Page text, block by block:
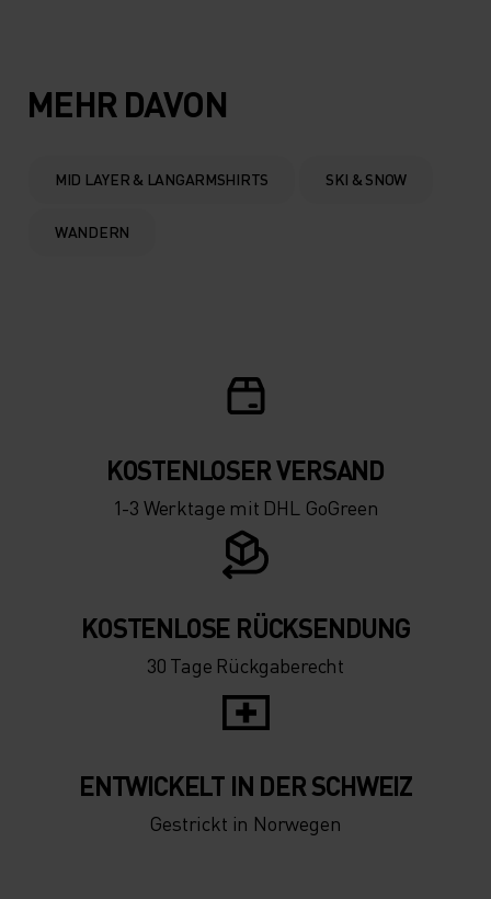
5°
0°
-5°
-20°
-25°
0°
-20°
-25°
MEHR DAVON
MID LAYER & LANGARMSHIRTS SKI & SNOW
WANDERN
KOSTENLOSER VERSAND
1-3 Werktage mit DHL GoGreen
KOSTENLOSE RÜCKSENDUNG
30 Tage Rückgaberecht
ENTWICKELT IN DER SCHWEIZ
Gestrickt in Norwegen